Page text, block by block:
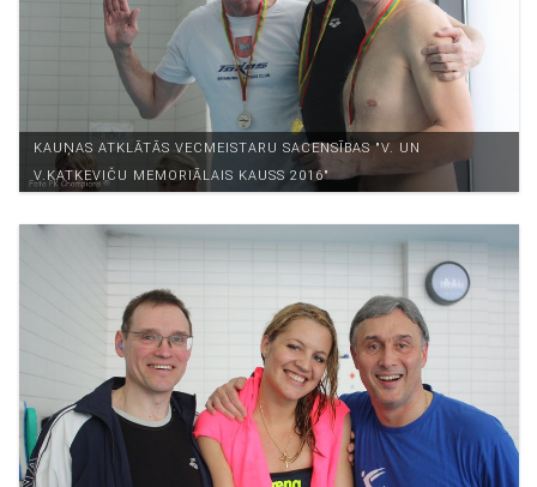
KAUŅAS ATKLĀTĀS VECMEISTARU SACENSĪBAS "V. UN
V.KATKEVIČU MEMORIĀLAIS KAUSS 2016"